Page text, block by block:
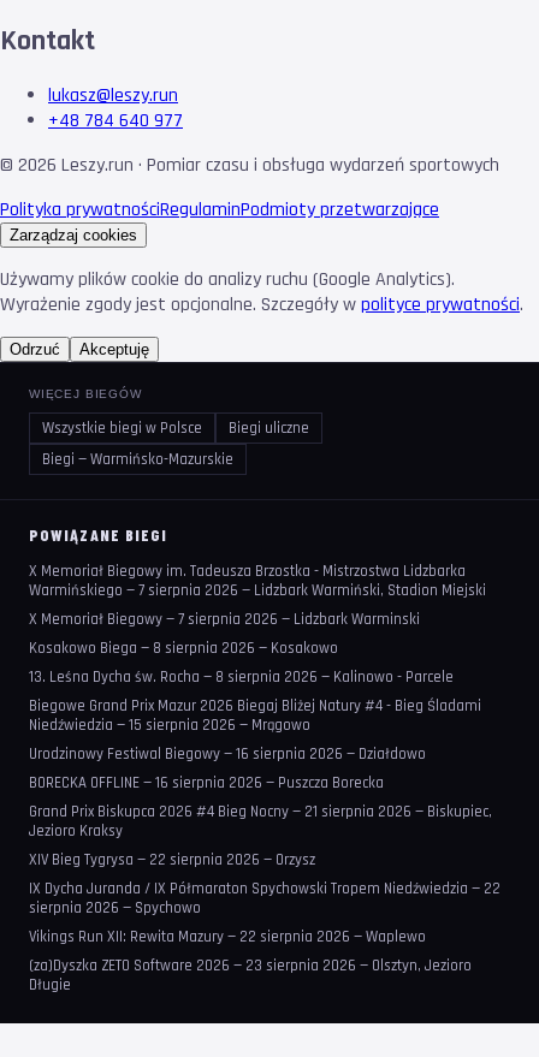
Kontakt
lukasz@leszy.run
+48 784 640 977
© 2026 Leszy.run · Pomiar czasu i obsługa wydarzeń sportowych
Polityka prywatnościRegulaminPodmioty przetwarzające
Zarządzaj cookies
Używamy plików cookie do analizy ruchu (Google Analytics).
Wyrażenie zgody jest opcjonalne. Szczegóły wpolityce prywatności.
Odrzuć Akceptuję
WIĘCEJ BIEGÓW
Wszystkie biegi w Polsce
Biegi uliczne
Biegi — Warmińsko-Mazurskie
POWIĄZANE BIEGI
X Memoriał Biegowy im. Tadeusza Brzostka - Mistrzostwa Lidzbarka
Warmińskiego — 7 sierpnia 2026 — Lidzbark Warmiński, Stadion Miejski
X Memoriał Biegowy — 7 sierpnia 2026 — Lidzbark Warminski
Kosakowo Biega — 8 sierpnia 2026 — Kosakowo
13. Leśna Dycha św. Rocha — 8 sierpnia 2026 — Kalinowo - Parcele
Biegowe Grand Prix Mazur 2026 Biegaj Bliżej Natury #4 - Bieg Śladami
Niedźwiedzia — 15 sierpnia 2026 — Mrągowo
Urodzinowy Festiwal Biegowy — 16 sierpnia 2026 — Działdowo
BORECKA OFFLINE — 16 sierpnia 2026 — Puszcza Borecka
Grand Prix Biskupca 2026 #4 Bieg Nocny — 21 sierpnia 2026 — Biskupiec,
Jezioro Kraksy
XIV Bieg Tygrysa — 22 sierpnia 2026 — Orzysz
IX Dycha Juranda / IX Półmaraton Spychowski Tropem Niedźwiedzia — 22
sierpnia 2026 — Spychowo
Vikings Run XII: Rewita Mazury — 22 sierpnia 2026 — Waplewo
(za)Dyszka ZETO Software 2026 — 23 sierpnia 2026 — Olsztyn, Jezioro
Długie